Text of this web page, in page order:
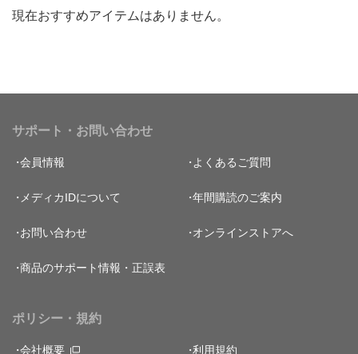
現在おすすめアイテムはありません。
サポート・お問い合わせ
会員情報 よくあるご質問
メディカIDについて 年間購読のご案内
お問い合わせ オンラインストアへ
商品のサポート情報・正誤表
ポリシー・規約
会社概要 利用規約